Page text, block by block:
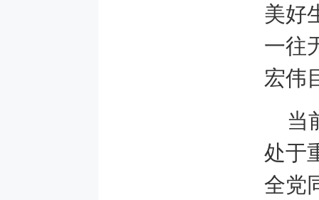
美好
一往
宏伟
当
处于
全党